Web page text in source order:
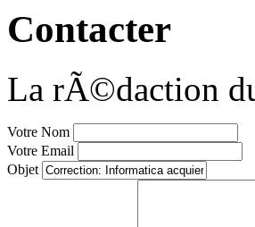
Contacter
La rÃ©daction
Votre Nom
Votre Email
Objet